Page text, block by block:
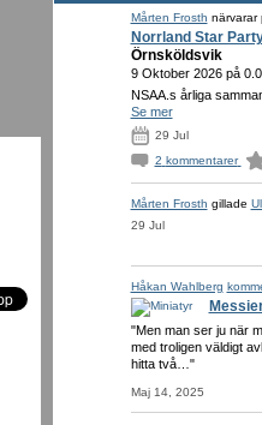
Mårten Frosth närvarar
Norrland Star
Örnsköldsvik
9 Oktober 2026 på
NSAA.s årliga
Se mer
29 Jul
2 kommentarer
Mårten Frosth gillade
29 Jul
Håkan Wahlberg
"Men man ser ju när
med troligen väldigt
hitta två…"
Maj 14, 2025